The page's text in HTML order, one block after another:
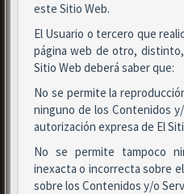
este Sitio Web.
El Usuario o tercero que
página web de otro,
Sitio Web deberá saber que:
No se permite la
ninguno de los Contenidos
autorización expresa de El
No se permite tampoco
inexacta o incorrecta sobre
sobre los Contenidos y/o